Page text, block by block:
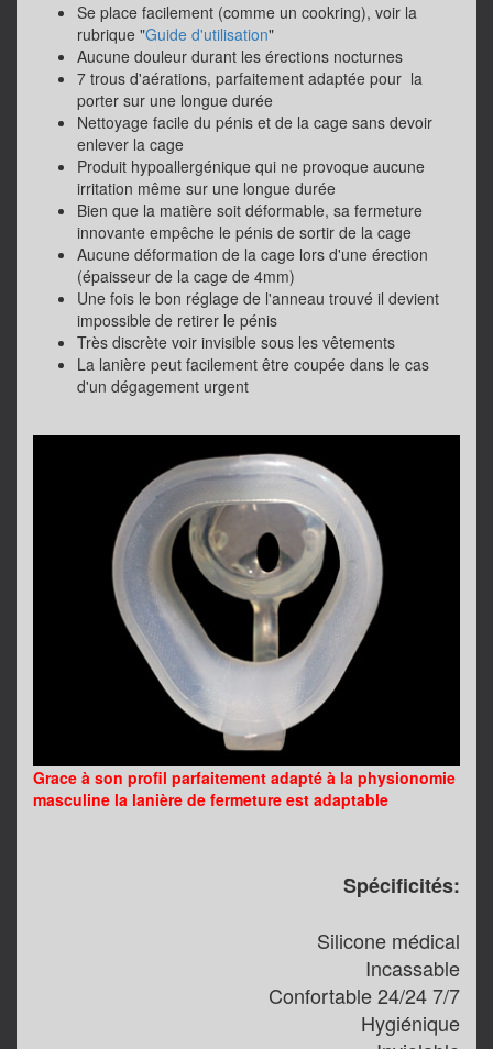
Se place facilement (comme un cookring), voir la
rubrique "Guide d'utilisation"
Aucune douleur durant les érections nocturnes
7 trous d'aérations, parfaitement adaptée pour la
porter sur une longue durée
Nettoyage facile du pénis et de la cage sans devoir
enlever la cage
Produit hypoallergénique qui ne provoque aucune
irritation même sur une longue durée
Bien que la matière soit déformable, sa fermeture
innovante empêche le pénis de sortir de la cage
Aucune déformation de la cage lors d'une érection
(épaisseur de la cage de 4mm)
Une fois le bon réglage de l'anneau trouvé il devient
impossible de retirer le pénis
Très discrète voir invisible sous les vêtements
La lanière peut facilement être coupée dans le cas
d'un dégagement urgent
Grace à son profil parfaitement adapté à la physionomie
masculine la lanière de fermeture est adaptable
Spécificités:
Silicone médical
Incassable
Confortable 24/24 7/7
Hygiénique